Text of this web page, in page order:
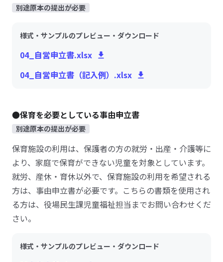
別途原本の提出が必要
様式・サンプルのプレビュー・ダウンロード
04_自営申立書.xlsx
04_自営申立書（記入例）.xlsx
●保育を必要としている事由申立書
別途原本の提出が必要
保育施設の利用は、保護者の方の就労・出産・介護等に
より、家庭で保育ができない児童を対象としています。
就労、産休・育休以外で、保育施設の利用を希望される
方は、事由申立書が必要です。こちらの書類を使用され
る方は、役場民生課児童福祉担当までお問い合わせくだ
さい。
様式・サンプルのプレビュー・ダウンロード